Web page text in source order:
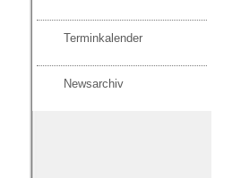
Terminkalender
Newsarchiv